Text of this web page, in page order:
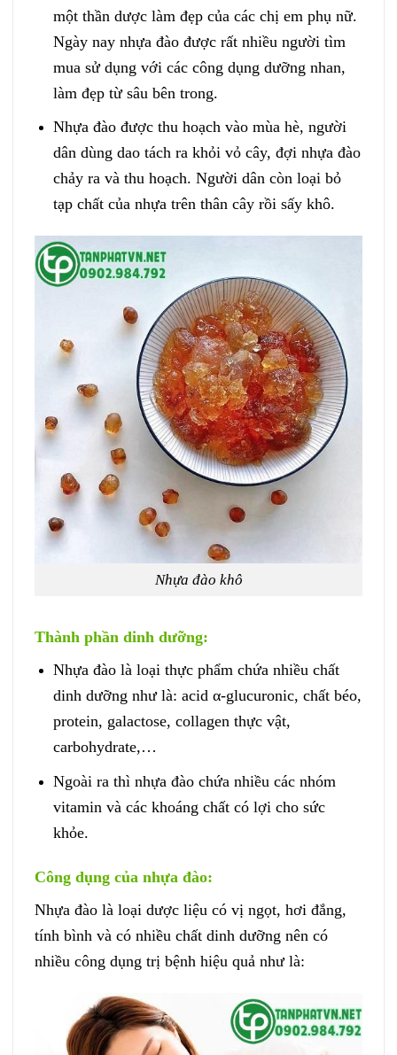
một thần dược làm đẹp của các chị em phụ nữ.
Ngày nay nhựa đào được rất nhiều người tìm
mua sử dụng với các công dụng dưỡng nhan,
làm đẹp từ sâu bên trong.
Nhựa đào được thu hoạch vào mùa hè, người
dân dùng dao tách ra khỏi vỏ cây, đợi nhựa đào
chảy ra và thu hoạch. Người dân còn loại bỏ
tạp chất của nhựa trên thân cây rồi sấy khô.
Nhựa đào khô
Thành phần dinh dưỡng:
Nhựa đào là loại thực phẩm chứa nhiều chất
dinh dưỡng như là: acid α-glucuronic, chất béo,
protein, galactose, collagen thực vật,
carbohydrate,…
Ngoài ra thì nhựa đào chứa nhiều các nhóm
vitamin và các khoáng chất có lợi cho sức
khỏe.
Công dụng của nhựa đào:
Nhựa đào là loại dược liệu có vị ngọt, hơi đắng,
tính bình và có nhiều chất dinh dưỡng nên có
nhiều công dụng trị bệnh hiệu quả như là: